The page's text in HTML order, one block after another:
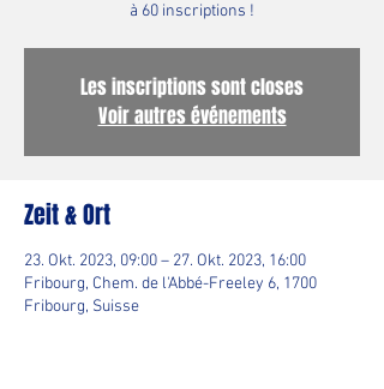
à 60 inscriptions !
Les inscriptions sont closes
Voir autres événements
Zeit & Ort
23. Okt. 2023, 09:00 – 27. Okt. 2023, 16:00
Fribourg, Chem. de l'Abbé-Freeley 6, 1700
Fribourg, Suisse